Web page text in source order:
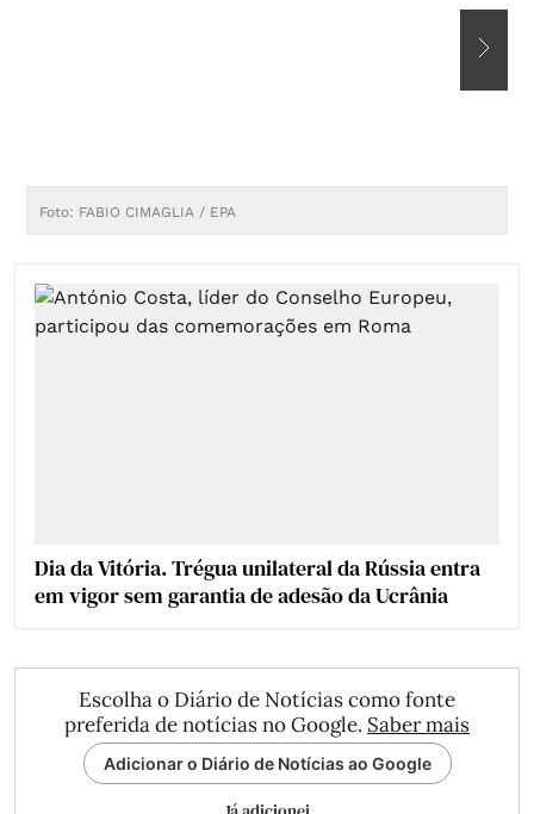
Foto: FABIO CIMAGLIA / EPA
Dia da Vitória. Trégua unilateral da Rússia entra
em vigor sem garantia de adesão da Ucrânia
Escolha o Diário de Notícias como fonte
preferida de notícias no Google. Saber mais
Adicionar o Diário de Notícias ao Google